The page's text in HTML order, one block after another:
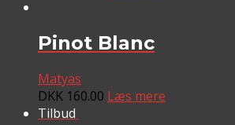
Pinot Blanc
Matyas
DKK 160.00 Læs mere
Tilbud